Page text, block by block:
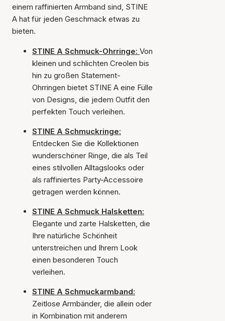
einem raffinierten Armband sind, STINE
A hat für jeden Geschmack etwas zu
bieten.
STINE A Schmuck-Ohrringe: Von
kleinen und schlichten Creolen bis
hin zu großen Statement-
Ohrringen bietet STINE A eine Fülle
von Designs, die jedem Outfit den
perfekten Touch verleihen.
STINE A Schmuckringe:
Entdecken Sie die Kollektionen
wunderschöner Ringe, die als Teil
eines stilvollen Alltagslooks oder
als raffiniertes Party-Accessoire
getragen werden können.
STINE A Schmuck Halsketten:
Elegante und zarte Halsketten, die
Ihre natürliche Schönheit
unterstreichen und Ihrem Look
einen besonderen Touch
verleihen.
STINE A Schmuckarmband:
Zeitlose Armbänder, die allein oder
in Kombination mit anderem